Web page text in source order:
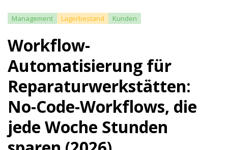
Management Lagerbestand Kunden
Workflow-
Automatisierung für
Reparaturwerkstätten:
No-Code-Workflows, die
jede Woche Stunden